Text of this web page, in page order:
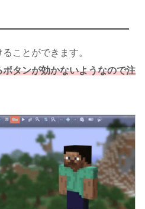
ことができます。
タンが効かないようなので注